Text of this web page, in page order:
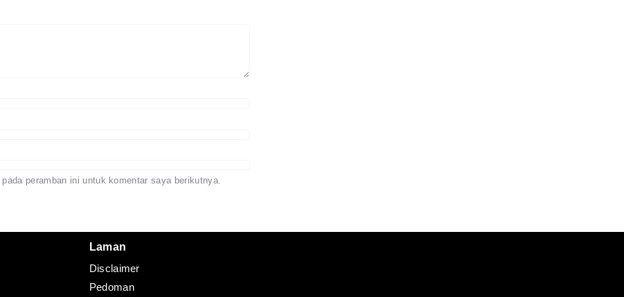
peramban ini untuk komentar saya berikutnya.
Laman
Disclaimer
Pedoman